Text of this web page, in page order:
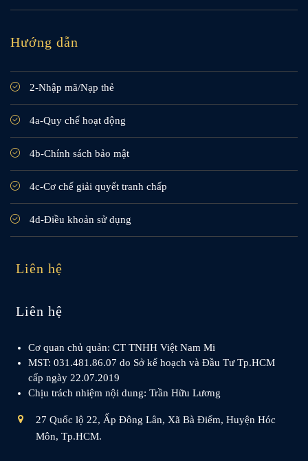
Hướng dẫn
2-Nhập mã/Nạp thẻ
4a-Quy chế hoạt động
4b-Chính sách bảo mật
4c-Cơ chế giải quyết tranh chấp
4d-Điều khoản sử dụng
Liên hệ
Liên hệ
Cơ quan chủ quản: CT TNHH Việt Nam Mi
MST: 031.481.86.07 do Sở kế hoạch và Đầu Tư Tp.HCM
cấp ngày 22.07.2019
Chịu trách nhiệm nội dung: Trần Hữu Lương
27 Quốc lộ 22, Ấp Đông Lân, Xã Bà Điểm, Huyện Hóc
Môn, Tp.HCM.